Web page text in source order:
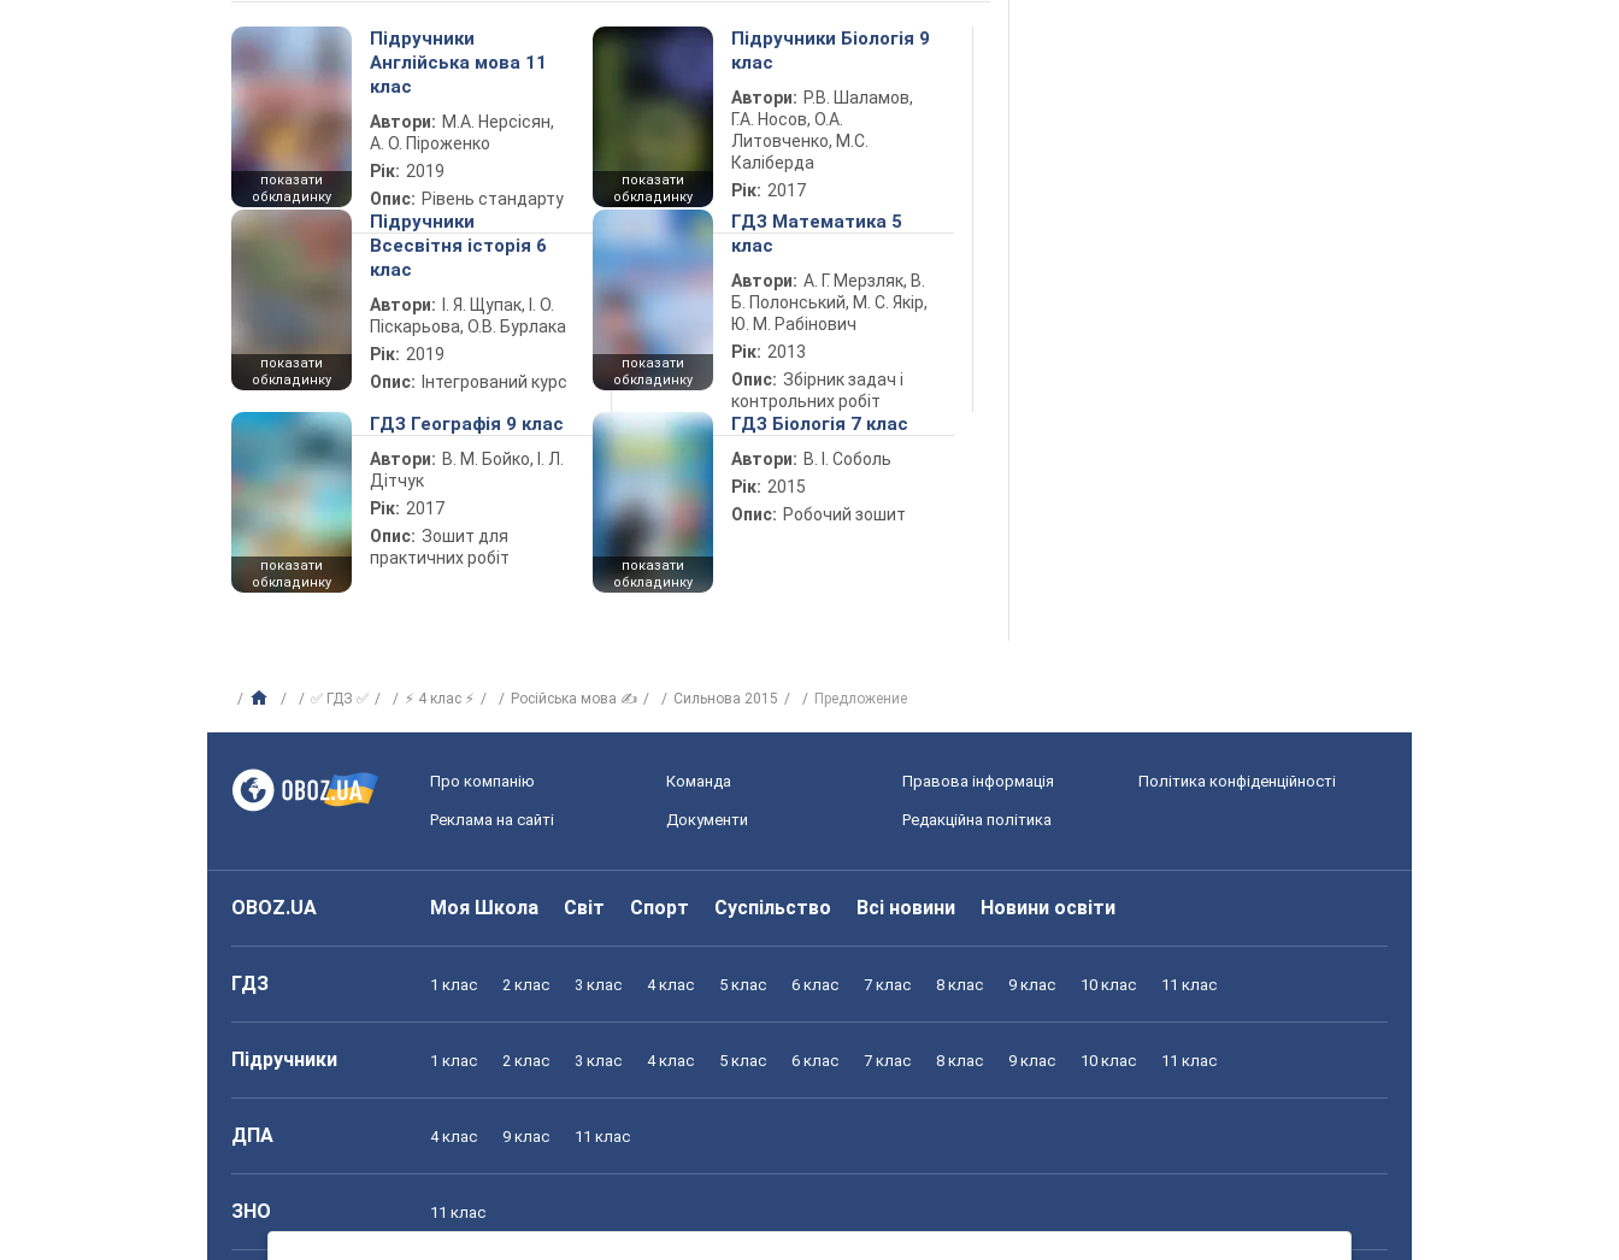
показати
обкладинку
Підручники
Англійська мова 11
клас
Автори: М.А. Нерсісян,
А. О. Піроженко
Рік: 2019
Опис: Рівень стандарту
показати
обкладинку
Підручники Біологія 9
клас
Автори: Р.В. Шаламов,
Г.А. Носов, О.А.
Литовченко, М.С.
Каліберда
Рік: 2017
показати
обкладинку
Підручники
Всесвітня історія 6
клас
Автори:
І. Я. Щупак, І. О.
Піскарьова, О.В. Бурлака
Рік: 2019
Опис: Інтегрований курс
показати
обкладинку
ГДЗ Математика 5
клас
Автори: А. Г. Мерзляк, В.
Б. Полонський, М. С. Якір,
Ю. М. Рабінович
Рік: 2013
Опис: Збірник задач і
контрольних робіт
показати
обкладинку
ГДЗ Географія 9 клас
Автори: В. М. Бойко, І. Л.
Дітчук
Рік: 2017
Опис: Зошит для
практичних робіт
показати
обкладинку
ГДЗ Біологія 7 клас
Автори: В. І. Соболь
Рік: 2015
Опис: Робочий зошит
✅ ГДЗ ✅ ⚡ 4 клас ⚡ Російська мова ✍ Сильнова 2015 Предложение
Про компанію Команда Правова інформація Політика конфіденційності
Реклама на сайті Документи Редакційна політика
OBOZ.UA Моя Школа Світ Спорт Суспільство Всі новини Новини освіти
ГДЗ 1 клас 2 клас 3 клас 4 клас 5 клас 6 клас 7 клас 8 клас 9 клас 10 клас 11 клас
Підручники 1 клас 2 клас 3 клас 4 клас 5 клас 6 клас 7 клас 8 клас 9 клас 10 клас 11 клас
ДПА 4 клас 9 клас 11 клас
ЗНО 11 клас